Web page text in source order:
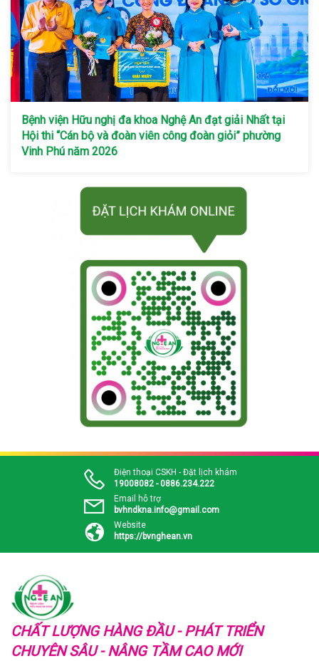
Bệnh viện Hữu nghị đa khoa Nghệ An đạt giải Nhất tại
Hội thi “Cán bộ và đoàn viên công đoàn giỏi” phường
Vinh Phú năm 2026
Điện thoại CSKH - Đặt lịch khám
19008082 - 0886.234.222
Email hỗ trợ
bvhndkna.info@gmail.com
Website
https://bvnghean.vn
CHẤT LƯỢNG HÀNG ĐẦU - PHÁT TRIỂN
CHUYÊN SÂU - NÂNG TẦM CAO MỚI